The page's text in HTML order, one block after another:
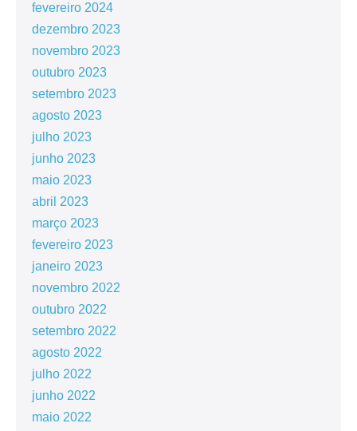
fevereiro 2024
dezembro 2023
novembro 2023
outubro 2023
setembro 2023
agosto 2023
julho 2023
junho 2023
maio 2023
abril 2023
março 2023
fevereiro 2023
janeiro 2023
novembro 2022
outubro 2022
setembro 2022
agosto 2022
julho 2022
junho 2022
maio 2022